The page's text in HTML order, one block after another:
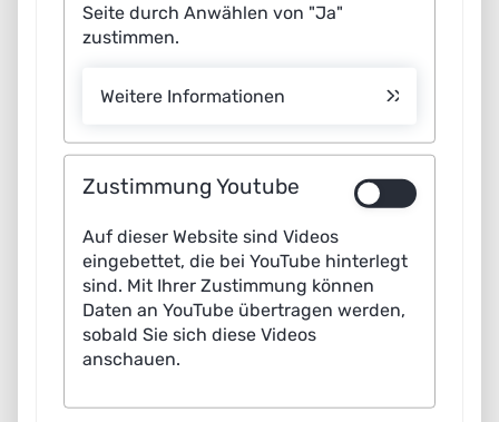
Leibniz Universität Hannover, Forschungszentrum L3S
Mensch im Zentrum
Seite durch Anwählen von "Ja"
zustimmen.
Weitere Informationen
Zustimmung Youtube
Auf dieser Website sind Videos
eingebettet, die bei YouTube hinterlegt
sind. Mit Ihrer Zustimmung können
Daten an YouTube übertragen werden,
sobald Sie sich diese Videos
anschauen.